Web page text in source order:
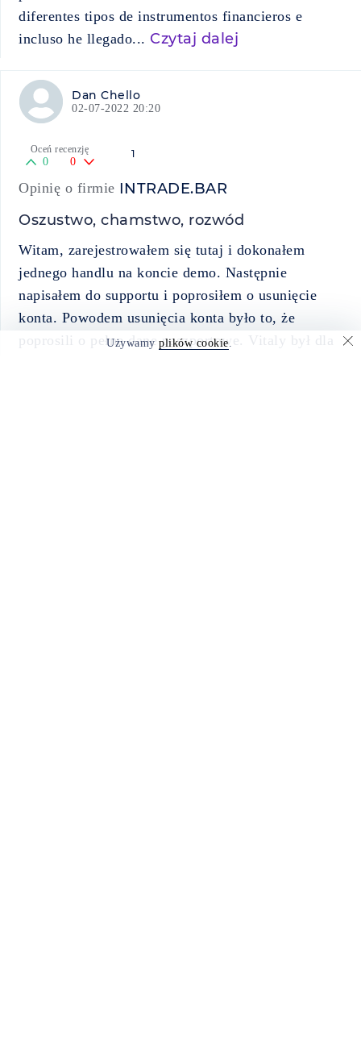
diferentes tipos de instrumentos financieros e
incluso he llegado... Czytaj dalej
Dan Chello
02-07-2022 20:20
1
Oceń recenzję
0 0
Opinię o firmie INTRADE.BAR
Oszustwo, chamstwo, rozwód
Witam, zarejestrowałem się tutaj i dokonałem
jednego handlu na koncie demo. Następnie
napisałem do supportu i poprosiłem o usunięcie
konta. Powodem usunięcia konta było to, że
poprosili o pełne dane paszportowe. Vitaly był dla
Używamy plików cookie.